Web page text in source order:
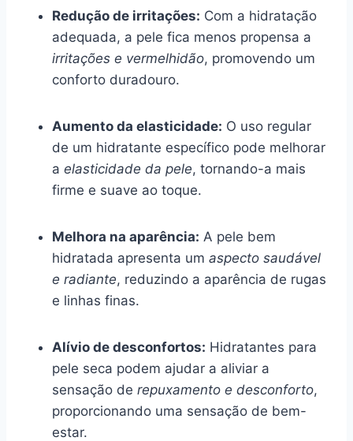
Redução de irritações: Com a hidratação
adequada, a pele fica menos propensa a
irritações e vermelhidão, promovendo um
conforto duradouro.
Aumento da elasticidade: O uso regular
de um hidratante específico pode melhorar
a elasticidade da pele, tornando-a mais
firme e suave ao toque.
Melhora na aparência: A pele bem
hidratada apresenta um aspecto saudável
e radiante, reduzindo a aparência de rugas
e linhas finas.
Alívio de desconfortos: Hidratantes para
pele seca podem ajudar a aliviar a
sensação de repuxamento e desconforto,
proporcionando uma sensação de bem-
estar.